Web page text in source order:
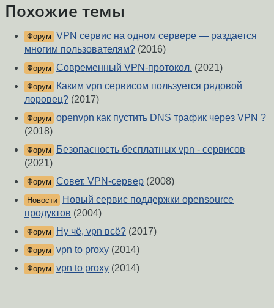
Похожие темы
Форум VPN сервис на одном сервере — раздается
многим пользователям? (2016)
Форум Современный VPN-протокол. (2021)
Форум
Каким vpn сервисом пользуется рядовой
лоровец? (2017)
Форум openvpn как пустить DNS трафик через VPN ?
(2018)
Форум
Безопасность бесплатных vpn - сервисов
(2021)
Форум Совет. VPN-сервер (2008)
Новости
Новый сервис поддержки opensource
продуктов (2004)
Форум Ну чё, vpn всё? (2017)
Форум vpn to proxy (2014)
Форум vpn to proxy (2014)